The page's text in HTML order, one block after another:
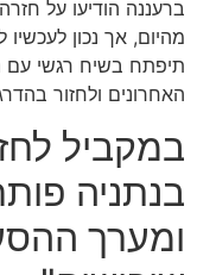
ברעננה הודיעו על
מהיום, אך נכון
תיפתח בשיח רגשי עם
האחרונים ולחזור
במקביל
בנתניה
ומערך